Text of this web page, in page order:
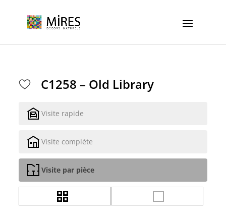
C1258 – Old Library
Visite rapide
Visite complète
Visite par pièce